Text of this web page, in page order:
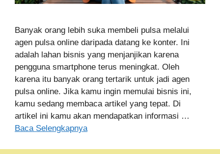
Banyak orang lebih suka membeli pulsa melalui
agen pulsa online daripada datang ke konter. Ini
adalah lahan bisnis yang menjanjikan karena
pengguna smartphone terus meningkat. Oleh
karena itu banyak orang tertarik untuk jadi agen
pulsa online. Jika kamu ingin memulai bisnis ini,
kamu sedang membaca artikel yang tepat. Di
artikel ini kamu akan mendapatkan informasi …
Baca Selengkapnya